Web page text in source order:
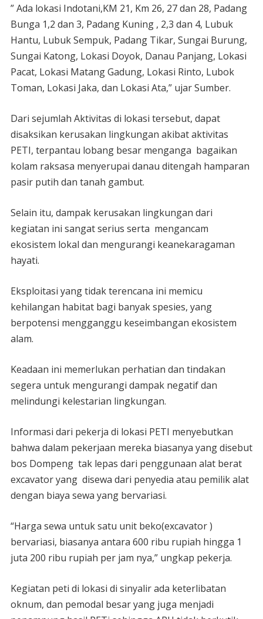
” Ada lokasi Indotani,KM 21, Km 26, 27 dan 28, Padang
Bunga 1,2 dan 3, Padang Kuning , 2,3 dan 4, Lubuk
Hantu, Lubuk Sempuk, Padang Tikar, Sungai Burung,
Sungai Katong, Lokasi Doyok, Danau Panjang, Lokasi
Pacat, Lokasi Matang Gadung, Lokasi Rinto, Lubok
Toman, Lokasi Jaka, dan Lokasi Ata,” ujar Sumber.
Dari sejumlah Aktivitas di lokasi tersebut, dapat
disaksikan kerusakan lingkungan akibat aktivitas
PETI, terpantau lobang besar menganga bagaikan
kolam raksasa menyerupai danau ditengah hamparan
pasir putih dan tanah gambut.
Selain itu, dampak kerusakan lingkungan dari
kegiatan ini sangat serius serta mengancam
ekosistem lokal dan mengurangi keanekaragaman
hayati.
Eksploitasi yang tidak terencana ini memicu
kehilangan habitat bagi banyak spesies, yang
berpotensi mengganggu keseimbangan ekosistem
alam.
Keadaan ini memerlukan perhatian dan tindakan
segera untuk mengurangi dampak negatif dan
melindungi kelestarian lingkungan.
Informasi dari pekerja di lokasi PETI menyebutkan
bahwa dalam pekerjaan mereka biasanya yang disebut
bos Dompeng tak lepas dari penggunaan alat berat
excavator yang disewa dari penyedia atau pemilik alat
dengan biaya sewa yang bervariasi.
“Harga sewa untuk satu unit beko(excavator )
bervariasi, biasanya antara 600 ribu rupiah hingga 1
juta 200 ribu rupiah per jam nya,” ungkap pekerja.
Kegiatan peti di lokasi di sinyalir ada keterlibatan
oknum, dan pemodal besar yang juga menjadi